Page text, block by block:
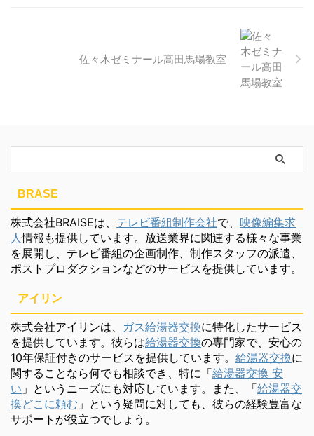
佐々木ゼミナール高田馬場教室
BRASE
株式会社BRAISEは、 テレビ番組制作会社で、 映像編集求
人情報も提供しています。放送業界に関連する様々な事業
を展開し、テレビ番組の企画制作、制作スタッフの派遣、
ポストプロダクションなどのサービスを提供しています。
アイリン
株式会社アイリンは、 ガス給湯器交換に特化したサービス
を提供しています。彼らは給湯器交換の専門家で、安心の
10年保証付きのサービスを提供しています。 給湯器交換に
関することなら何でも相談でき、特に「給湯器交換 安
い 」というニーズにも対応しています。また、「給湯器交
換どこに頼む 」という疑問に対しても、彼らの経験豊富な
サポートが役立つでしょう。